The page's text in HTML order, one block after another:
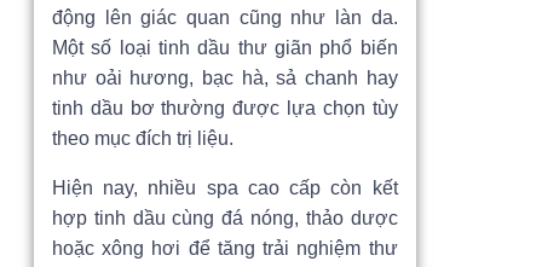
động lên giác quan cũng như làn da.
Một số loại tinh dầu thư giãn phổ biến
như oải hương, bạc hà, sả chanh hay
tinh dầu bơ thường được lựa chọn tùy
theo mục đích trị liệu.
Hiện nay, nhiều spa cao cấp còn kết
hợp tinh dầu cùng đá nóng, thảo dược
hoặc xông hơi để tăng trải nghiệm thư